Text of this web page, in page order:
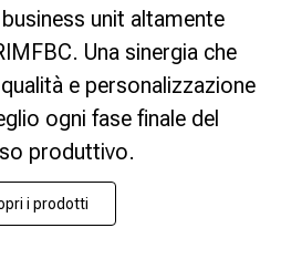
unit altamente
Una sinergia che
e personalizzazione
ogni fase finale del
produttivo.
i prodotti